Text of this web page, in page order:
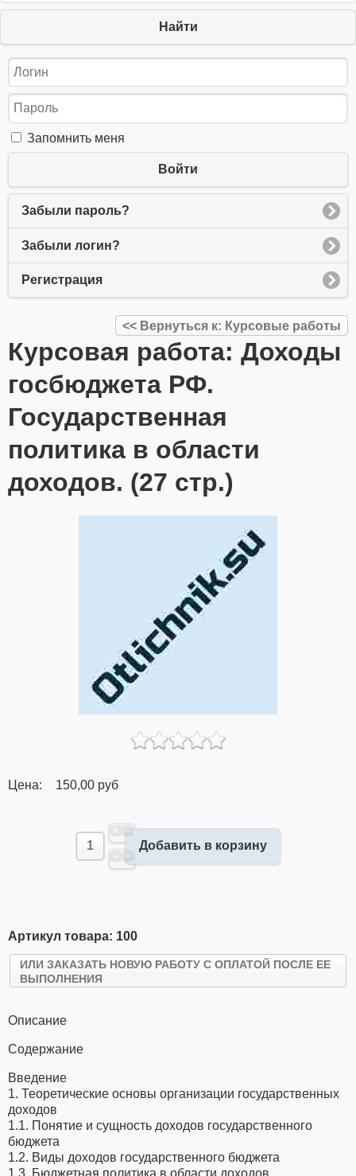
Найти
Запомнить меня
Войти
Забыли пароль?
Забыли логин?
Регистрация
<< Вернуться к: Курсовые работы
Курсовая работа: Доходы
госбюджета РФ.
Государственная
политика в области
доходов. (27 стр.)
Цена: 150,00 руб
Добавить в корзину
Артикул товара: 100
ИЛИ ЗАКАЗАТЬ НОВУЮ РАБОТУ С ОПЛАТОЙ ПОСЛЕ ЕЕ
ВЫПОЛНЕНИЯ
Описание
Содержание
Введение
1. Теоретические основы организации государственных
доходов
1.1. Понятие и сущность доходов государственного
бюджета
1.2. Виды доходов государственного бюджета
1.3. Бюджетная политика в области доходов